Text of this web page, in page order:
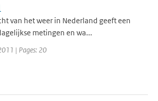
van het weer in Nederland geeft een
metingen en wa...
| Pages: 20